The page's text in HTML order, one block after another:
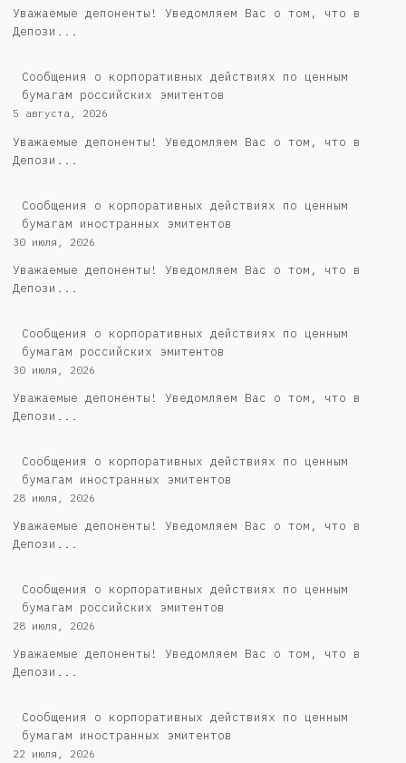
Уважаемые депоненты! Уведомляем Вас о том, что в
Депози...
Cообщения о корпоративных действиях по ценным
бумагам российских эмитентов
5 августа, 2026
Уважаемые депоненты! Уведомляем Вас о том, что в
Депози...
Сообщения о корпоративных действиях по ценным
бумагам иностранных эмитентов
30 июля, 2026
Уважаемые депоненты! Уведомляем Вас о том, что в
Депози...
Cообщения о корпоративных действиях по ценным
бумагам российских эмитентов
30 июля, 2026
Уважаемые депоненты! Уведомляем Вас о том, что в
Депози...
Сообщения о корпоративных действиях по ценным
бумагам иностранных эмитентов
28 июля, 2026
Уважаемые депоненты! Уведомляем Вас о том, что в
Депози...
Cообщения о корпоративных действиях по ценным
бумагам российских эмитентов
28 июля, 2026
Уважаемые депоненты! Уведомляем Вас о том, что в
Депози...
Сообщения о корпоративных действиях по ценным
бумагам иностранных эмитентов
22 июля, 2026